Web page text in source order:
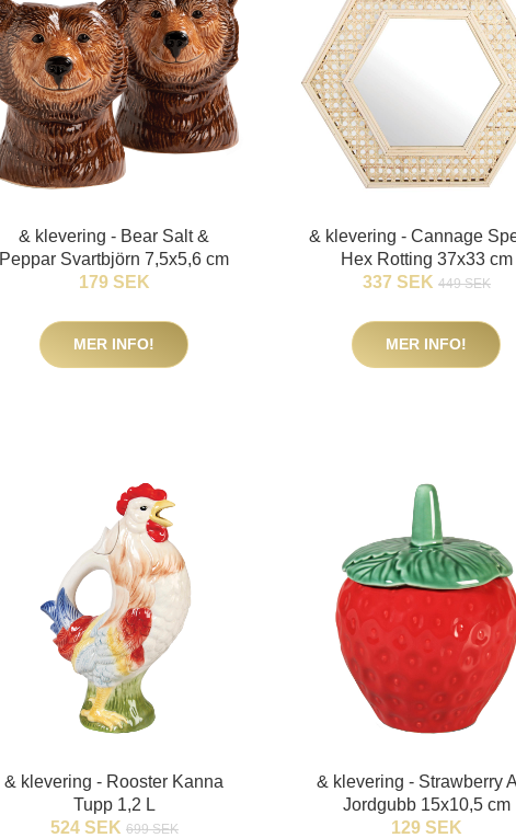
& klevering - Bear Salt &
Peppar Svartbjörn 7,5x5,6 cm
179 SEK
MER INFO!
& klevering - Cannage
Hex Rotting 37x33 cm
337 SEK 449 SEK
MER INFO!
& klevering - Rooster Kanna
Tupp 1,2 L
524 SEK 699 SEK
& klevering - Strawberry
Jordgubb 15x10,5 cm
129 SEK